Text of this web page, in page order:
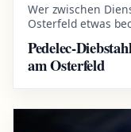
Wer zwischen
Osterfeld etwas
Pedelec-
am Osterfeld